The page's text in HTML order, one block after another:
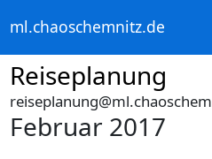
ml.chaoschemnitz.de
Reiseplanung
Februar 2017